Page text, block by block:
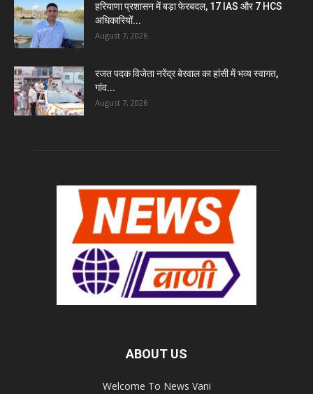
हरियाणा प्रशासन में बड़ा फेरबदल, 17 IAS और 7 HCS
अधिकारियों...
August 7, 2026
रजत पदक विजेता नरेंद्र बेरवाल का हांसी में भव्य स्वागत,
गांव...
August 7, 2026
ABOUT US
Welcome To News Vani